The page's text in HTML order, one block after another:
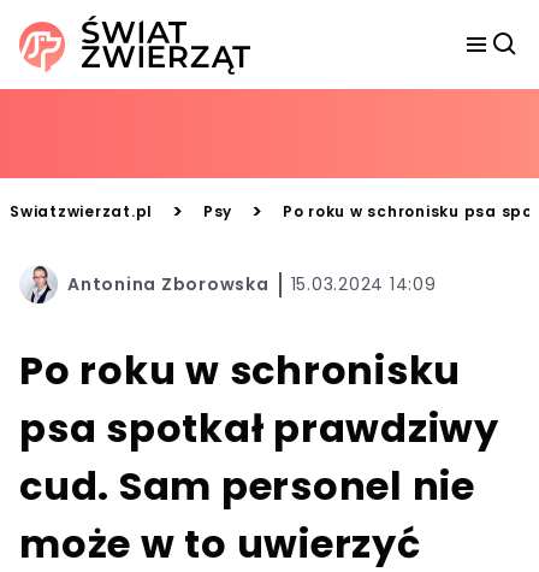
Swiatzwierzat.pl > Psy > Po roku w schronisku psa
Antonina Zborowska 15.03.2024 14:09
Po roku w schronisku
psa spotkał prawdziwy
cud. Sam personel nie
może w to uwierzyć